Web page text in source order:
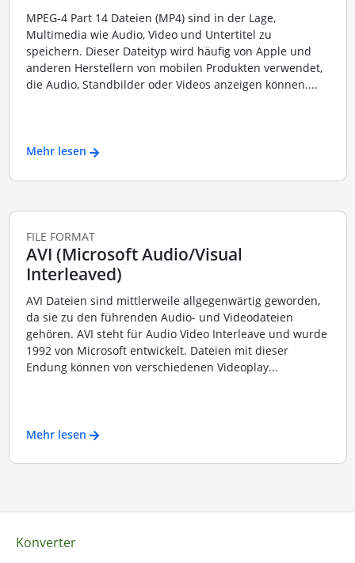
MPEG-4 Part 14 Dateien (MP4) sind in der Lage,
Multimedia wie Audio, Video und Untertitel zu
speichern. Dieser Dateityp wird häufig von Apple und
anderen Herstellern von mobilen Produkten verwendet,
die Audio, Standbilder oder Videos anzeigen können....
Mehr lesen
FILE FORMAT
AVI (Microsoft Audio/Visual
Interleaved)
AVI Dateien sind mittlerweile allgegenwärtig geworden,
da sie zu den führenden Audio- und Videodateien
gehören. AVI steht für Audio Video Interleave und wurde
1992 von Microsoft entwickelt. Dateien mit dieser
Endung können von verschiedenen Videoplay...
Mehr lesen
Konverter